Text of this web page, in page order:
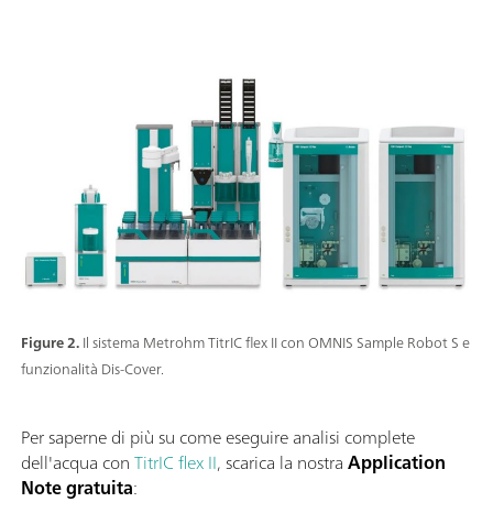
Figure 2.Il sistema Metrohm TitrIC flex II con OMNIS Sample Robot S e
funzionalità Dis-Cover.
Per saperne di più su come eseguire analisi complete
dell'acqua conTitrIC flex II, scarica la nostraApplication
Note gratuita: